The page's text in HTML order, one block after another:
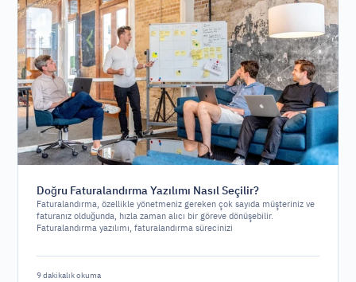
Doğru Faturalandırma Yazılımı Nasıl Seçilir?
Faturalandırma, özellikle yönetmeniz gereken çok sayıda müşteriniz ve
faturanız olduğunda, hızla zaman alıcı bir göreve dönüşebilir.
Faturalandırma yazılımı, faturalandırma sürecinizi
9 dakikalık okuma